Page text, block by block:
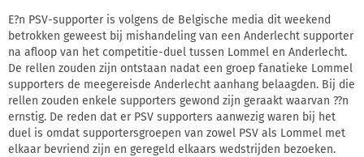
E?n PSV-supporter is volgens de Belgische media dit weekend
betrokken geweest bij mishandeling van een Anderlecht supporter
na afloop van het competitie-duel tussen Lommel en Anderlecht.
De rellen zouden zijn ontstaan nadat een groep fanatieke Lommel
supporters de meegereisde Anderlecht aanhang belaagden. Bij die
rellen zouden enkele supporters gewond zijn geraakt waarvan ??n
ernstig. De reden dat er PSV supporters aanwezig waren bij het
duel is omdat supportersgroepen van zowel PSV als Lommel met
elkaar bevriend zijn en geregeld elkaars wedstrijden bezoeken.